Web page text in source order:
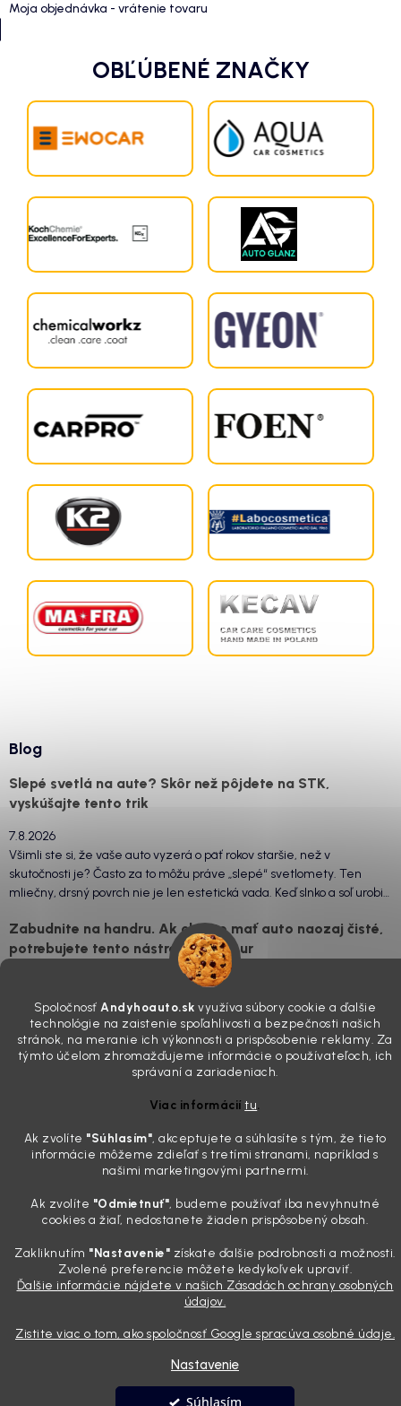
Spoločnosť Andyhoauto.sk využíva súbory cookie a ďalšie
technológie na zaistenie spoľahlivosti a bezpečnosti našich
stránok, na meranie ich výkonnosti a prispôsobenie reklamy. Za
týmto účelom zhromažďujeme informácie o používateľoch, ich
správaní a zariadeniach.
Viac informáciítu.
Ak zvolíte "Súhlasím", akceptujete a súhlasíte s tým, že tieto
informácie môžeme zdieľať s tretími stranami, napríklad s
našimi marketingovými partnermi.
Ak zvolíte "Odmietnuť", budeme používať iba nevyhnutné
cookies a žiaľ, nedostanete žiaden prispôsobený obsah.
Zakliknutím "Nastavenie" získate ďalšie podrobnosti a možnosti.
Zvolené preferencie môžete kedykoľvek upraviť.
Ďalšie informácie nájdete v našich Zásadách ochrany osobných
údajov.
Zistite viac o tom, ako spoločnosť Google spracúva osobné údaje.
Nastavenie
Súhlasím
Moja objednávka - vrátenie tovaru
OBĽÚBENÉ ZNAČKY
Blog
Slepé svetlá na aute? Skôr než pôjdete na STK,
vyskúšajte tento trik
7.8.2026
Všimli ste si, že vaše auto vyzerá o päť rokov staršie, než v
skutočnosti je? Často za to môžu práve „slepé“ svetlomety. Ten
mliečny, drsný povrch nie je len estetická vada. Keď slnko a soľ urobia
Zabudnite na handru. Ak chcete mať auto naozaj čisté,
potrebujete tento nástroj za pár eur
Poznáte ten moment. Vonku svieti slnko, vy sedíte v čerstvo
„upratanom“ aute, no pri pohľade na palubnú dosku vás ide poraziť. V
mriežkach ventilácie, okolo tlačidiel a v švíkoch sedačiek na vás stále
drzo pozerá prach. Handra ani vysávač tam jednodu...
Detailing nemusí stáť výplatu: 5 kúskov autokozmetiky,
Sobotné ráno, káva v ruke a pred vami zaprášená kapota. Pre
niekoho nuda, pre nás najlepší relax. Lenže keď si v košíku spočítate
pokaziť náladu. Dobrá správa je, že aj profi výbava ...
Vytvoril Shoptet
Andyhoauto. Všetky práva vyhradené.